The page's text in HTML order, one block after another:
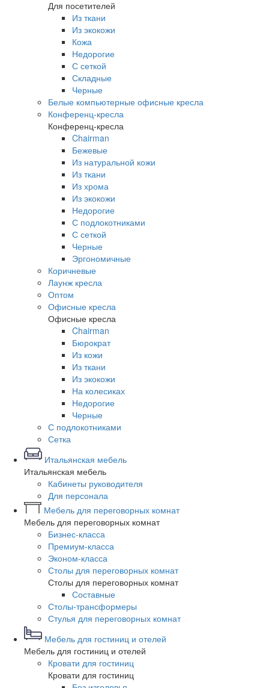
Для посетителей
Из ткани
Из экокожи
Кожа
Недорогие
С сеткой
Складные
Черные
Белые компьютерные офисные кресла
Конференц-кресла
Конференц-кресла
Chairman
Бежевые
Из натуральной кожи
Из ткани
Из хрома
Из экокожи
Недорогие
С подлокотниками
С сеткой
Черные
Эргономичные
Коричневые
Лаунж кресла
Оптом
Офисные кресла
Офисные кресла
Chairman
Бюрократ
Из кожи
Из ткани
Из экокожи
На колесиках
Недорогие
Черные
С подлокотниками
Сетка
Итальянская мебель
Итальянская мебель
Кабинеты руководителя
Для персонала
Мебель для переговорных комнат
Мебель для переговорных комнат
Бизнес-класса
Премиум-класса
Эконом-класса
Столы для переговорных комнат
Столы для переговорных комнат
Составные
Столы-трансформеры
Стулья для переговорных комнат
Мебель для гостиниц и отелей
Мебель для гостиниц и отелей
Кровати для гостиниц
Кровати для гостиниц